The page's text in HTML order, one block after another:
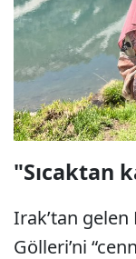
"Sıcaktan
Irak’tan gelen
Gölleri’ni